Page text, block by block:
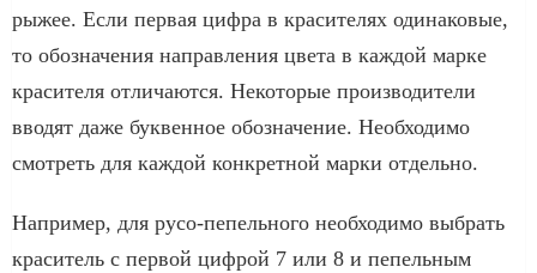
рыжее. Если первая цифра в красителях одинаковые,
то обозначения направления цвета в каждой марке
красителя отличаются. Некоторые производители
вводят даже буквенное обозначение. Необходимо
смотреть для каждой конкретной марки отдельно.
Например, для русо-пепельного необходимо выбрать
краситель с первой цифрой 7 или 8 и пепельным